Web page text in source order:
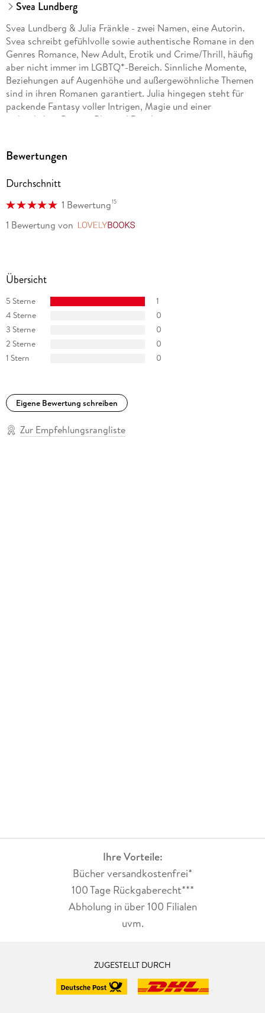
Svea Lundberg
Svea Lundberg & Julia Fränkle - zwei Namen, eine Autorin.
Svea schreibt gefühlvolle sowie authentische Romane in den
Genres Romance, New Adult, Erotik und Crime/Thrill, häufig
aber nicht immer im LGBTQ*-Bereich. Sinnliche Momente,
Beziehungen auf Augenhöhe und außergewöhnliche Themen
sind in ihren Romanen garantiert. Julia hingegen steht für
packende Fantasy voller Intrigen, Magie und einer
ordentlichen Portion Blut und Dreck.
Bewertungen
Durchschnitt
1 Bewertung15
1 Bewertung von
Übersicht
5 Sterne
1
4 Sterne
0
3 Sterne
0
2 Sterne
0
1 Stern
0
Eigene Bewertung schreiben
Zur Empfehlungsrangliste
Ihre Vorteile:
Bücher versandkostenfrei*
100 Tage Rückgaberecht***
Abholung in über 100 Filialen
uvm.
ZUGESTELLT DURCH